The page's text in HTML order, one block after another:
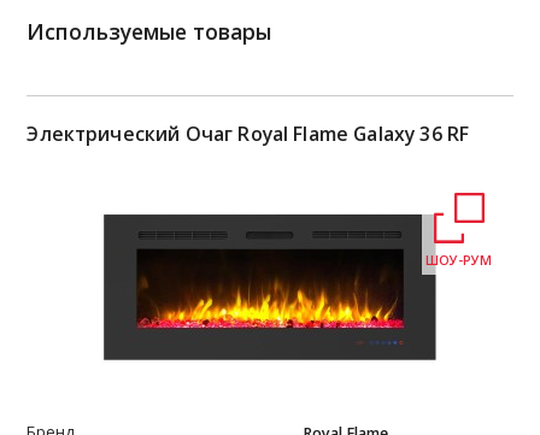
Используемые товары
Электрический Очаг Royal Flame Galaxy 36 RF
ШОУ-РУМ